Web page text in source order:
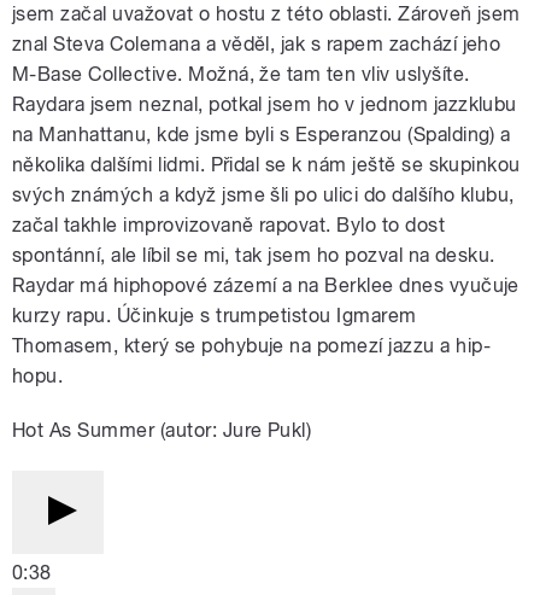
jsem začal uvažovat o hostu z této oblasti. Zároveň jsem
znal Steva Colemana a věděl, jak s rapem zachází jeho
M-Base Collective. Možná, že tam ten vliv uslyšíte.
Raydara jsem neznal, potkal jsem ho v jednom jazzklubu
na Manhattanu, kde jsme byli s Esperanzou (Spalding) a
několika dalšími lidmi. Přidal se k nám ještě se skupinkou
svých známých a když jsme šli po ulici do dalšího klubu,
začal takhle improvizovaně rapovat. Bylo to dost
spontánní, ale líbil se mi, tak jsem ho pozval na desku.
Raydar má hiphopové zázemí a na Berklee dnes vyučuje
kurzy rapu. Účinkuje s trumpetistou Igmarem
Thomasem, který se pohybuje na pomezí jazzu a hip-
hopu.
Hot As Summer (autor: Jure Pukl)
0:38